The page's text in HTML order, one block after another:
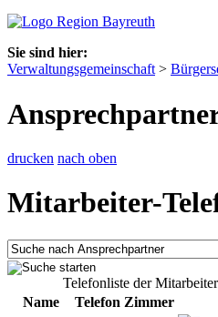
Sie sind hier:
Verwaltungsgemeinschaft >
drucken nach oben
Mitarbeiter-
Telefonliste der
Name
Telefon Zimmer